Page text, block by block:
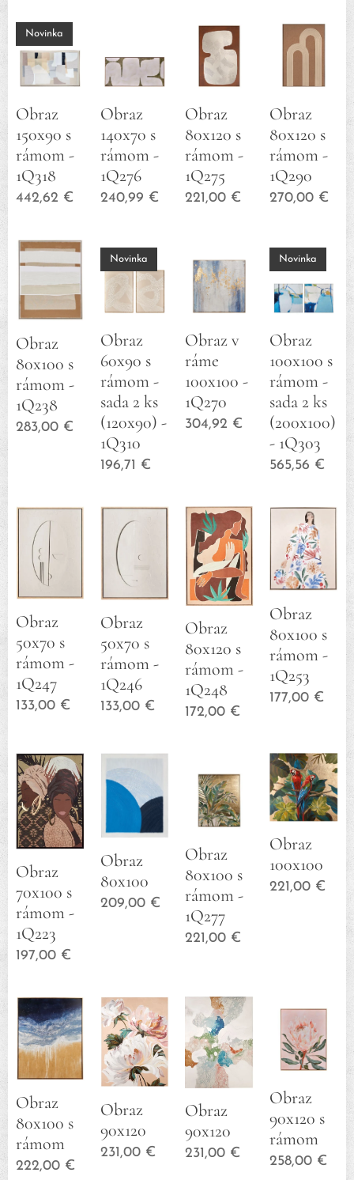
Obraz
150x90 s
rámom -
1Q318
Novinka
442,62 €
Obraz
140x70 s
rámom -
1Q276
240,99 €
Obraz
80x120 s
rámom -
1Q275
221,00 €
Obraz
80x120 s
rámom -
1Q290
270,00 €
Obraz
80x100 s
rámom -
1Q238
283,00 €
Obraz
60x90 s
rámom -
sada 2 ks
(120x90) -
1Q310
Novinka
196,71 €
Obraz v
ráme
100x100 -
1Q270
304,92 €
Obraz
100x100 s
rámom -
sada 2 ks
(200x100)
- 1Q303
Novinka
565,56 €
Obraz
50x70 s
rámom -
1Q247
133,00 €
Obraz
50x70 s
rámom -
1Q246
133,00 €
Obraz
80x120 s
rámom -
1Q248
172,00 €
Obraz
80x100 s
rámom -
1Q253
177,00 €
Obraz
70x100 s
rámom -
1Q223
197,00 €
Obraz
80x100
209,00 €
Obraz
80x100 s
rámom -
1Q277
221,00 €
Obraz
100x100
221,00 €
Obraz
80x100 s
rámom
222,00 €
Obraz
90x120
231,00 €
Obraz
90x120
231,00 €
Obraz
90x120 s
rámom
258,00 €